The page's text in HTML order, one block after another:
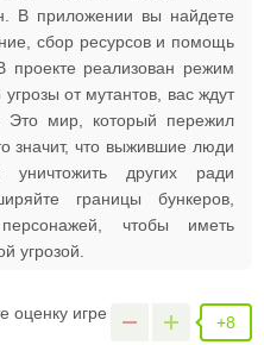
В приложении вы найдете
сбор ресурсов и помощь
реализован режим
от мутантов, вас ждут
Это мир, который пережил
значит, что выжившие люди
других ради
границы бункеров,
чтобы иметь
угрозой.
оценку игре +8